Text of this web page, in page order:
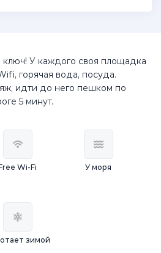
У каждого своя площадка
горячая вода, посуда.
идти до него пешком по
5 минут.
Wi-Fi У моря
зимой